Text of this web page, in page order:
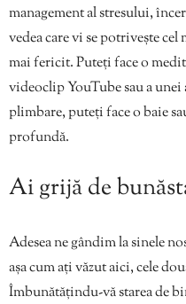
management al stresului,
vedea care vi se potrivește
mai fericit. Puteți face o
videoclip YouTube sau a
plimbare, puteți face o baie
profundă.
Ai grijă de
Adesea ne gândim la sinele
așa cum ați văzut aici, cele
Îmbunătățindu-vă starea de